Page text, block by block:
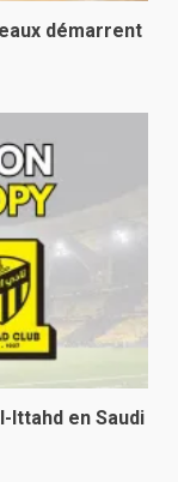
démarrent
Ittahd en Saudi